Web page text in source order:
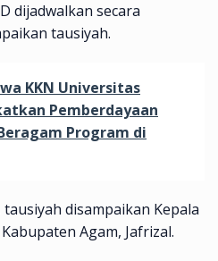
dijadwalkan secara
tausiyah.
KKN Universitas
Pemberdayaan
Program di
disampaikan Kepala
Agam, Jafrizal.